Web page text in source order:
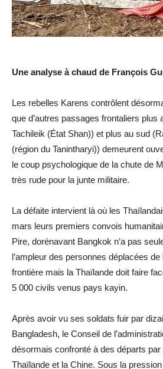
Une analyse à chaud de François
Les rebelles Karens contrôlent
que d’autres passages frontaliers plus
Tachileik (État Shan)) et plus au sud
(région du Tanintharyi)) demeurent
le coup psychologique de la chute de
très rude pour la junte militaire.
La défaite intervient là où les
mars leurs premiers convois
Pire, dorénavant Bangkok n’a pas
l’ampleur des personnes déplacées de
frontière mais la Thaïlande doit faire
5 000 civils venus pays kayin.
Après avoir vu ses soldats fuir par
Bangladesh, le Conseil de
désormais confronté à des départs
Thaïlande et la Chine. Sous la